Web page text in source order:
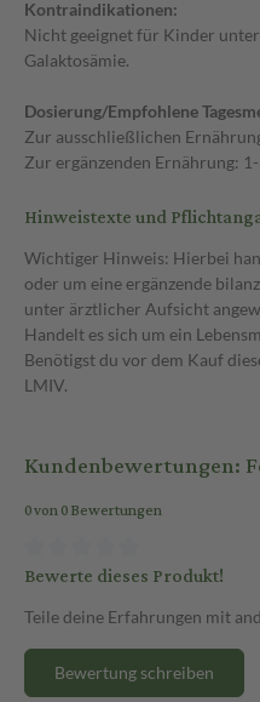
Kontraindikationen:
Nicht geeignet für Kinder
Galaktosämie.
Dosierung/Empfohlene
Zur ausschließlichen
Zur ergänzenden Ernährung:
Hinweistexte und
Wichtiger Hinweis: Hierbei
oder um eine ergänzende
unter ärztlicher Aufsicht
Handelt es sich um ein
Benötigst du vor dem Kauf
LMIV.
Kundenbewertungen:
0 von 0 Bewertungen
Bewerte dieses Produkt!
Teile deine Erfahrungen mit
Bewertung schreiben